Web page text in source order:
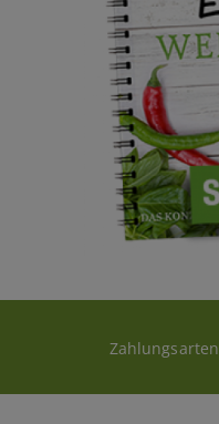
Zahlungsarten